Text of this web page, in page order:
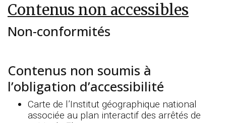
Contenus non accessibles
Non-conformités
Contenus non soumis à
l’obligation d’accessibilité
Carte de l’Institut géographique national
associée au plan interactif des arrêtés de